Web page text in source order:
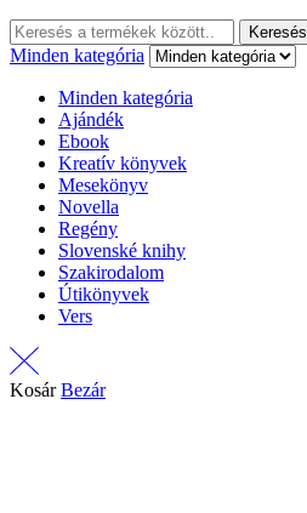
Keresés:
Keresés
Minden kategória
Minden kategória
Ajándék
Ebook
Kreatív könyvek
Mesekönyv
Novella
Regény
Slovenské knihy
Szakirodalom
Útikönyvek
Vers
Kosár Bezár